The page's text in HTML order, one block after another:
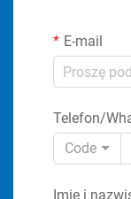
E-mail
Telefon/
Code
Imię i